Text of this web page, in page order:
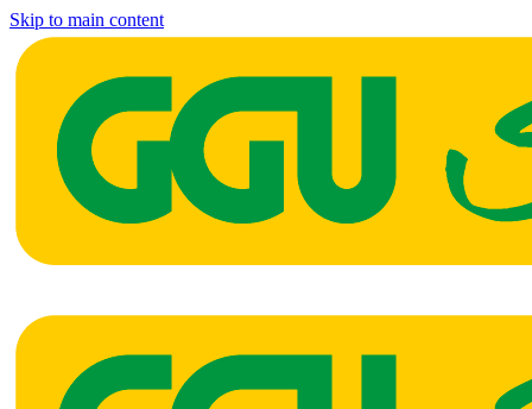
Skip to main content